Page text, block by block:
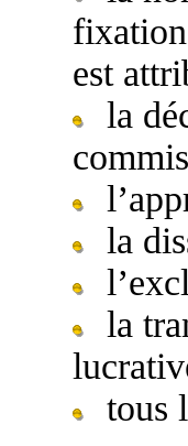
est
la
la
la
tous